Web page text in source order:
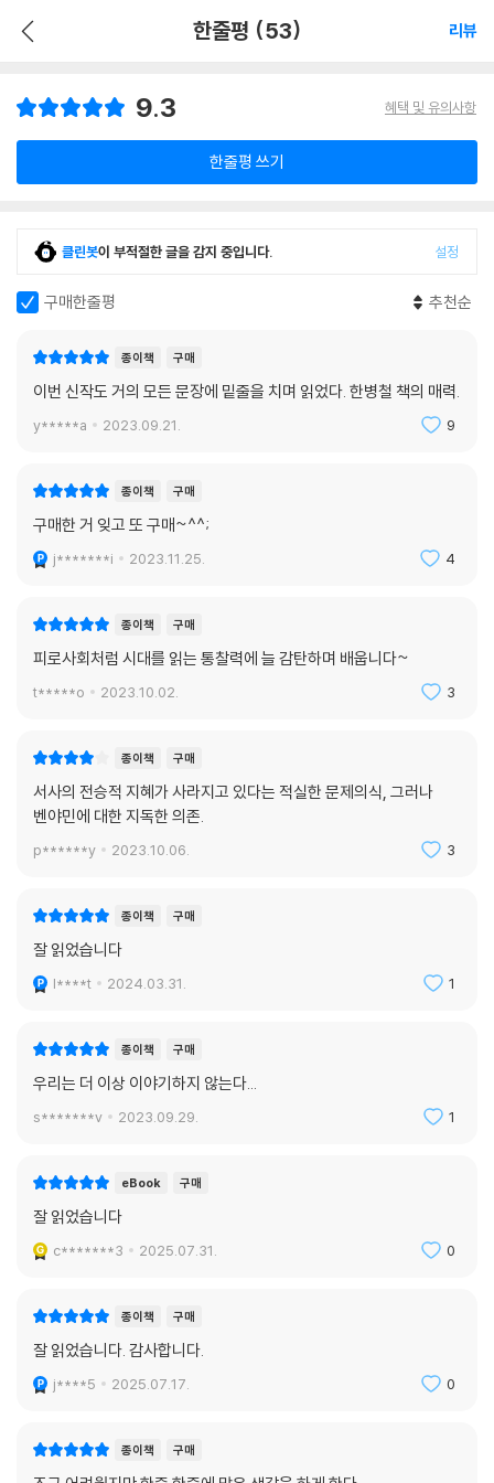
한줄평 (53) 리뷰
9.3 혜택 및 유의사항
한줄평 쓰기
클린봇이 부적절한 글을 감지 중입니다. 설정
구매한줄평 추천순
종이책 구매
이번 신작도 거의 모든 문장에 밑줄을 치며 읽었다. 한병철 책의 매력.
y*****a 2023.09.21. 9
종이책 구매
구매한 거 잊고 또 구매~^^;
j*******i 2023.11.25. 4
종이책 구매
피로사회처럼 시대를 읽는 통찰력에 늘 감탄하며 배웁니다~
t*****o 2023.10.02. 3
종이책 구매
서사의 전승적 지혜가 사라지고 있다는 적실한 문제의식, 그러나
벤야민에 대한 지독한 의존.
p******y 2023.10.06. 3
종이책 구매
잘 읽었습니다
l****t 2024.03.31. 1
종이책 구매
우리는 더 이상 이야기하지 않는다...
s*******v 2023.09.29. 1
eBook 구매
잘 읽었습니다
c*******3 2025.07.31. 0
종이책 구매
잘 읽었습니다. 감사합니다.
j****5 2025.07.17. 0
종이책 구매